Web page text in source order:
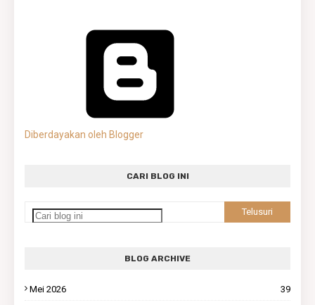
Diberdayakan oleh Blogger
CARI BLOG INI
BLOG ARCHIVE
Mei 2026 39